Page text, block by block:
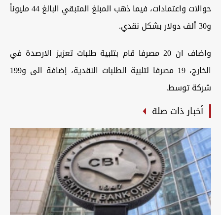
حوالات واعتمادات، فيما ذهب المبلغ المتبقي البالغ 44 مليوناً
و30 ألف دولار بشكل نقدي.
واضاف ان 20 مصرفا قام بتلبية طلبات تعزيز الارصدة في
الخارج، 19 مصرفا لتلبية الطلبات النقدية، إضافة الى و199
شركة توسط.
أخبار ذات صلة